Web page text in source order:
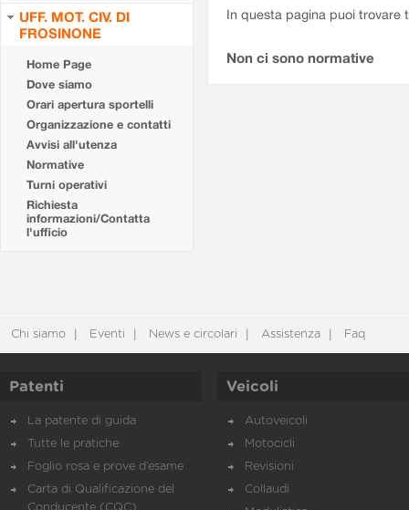
UFF. MOT. CIV. DI
FROSINONE
Home Page
Dove siamo
Orari apertura sportelli
Organizzazione e contatti
Avvisi all'utenza
Normative
Turni operativi
Richiesta
informazioni/Contatta
l'ufficio
In questa pagina puoi
Non ci sono normative
Chi siamo Eventi News e circolari Assistenza Faq
Patenti
La patente di guida
Tutte le pratiche
Foglio rosa e prove d’esame
Carta di Qualificazione del
Veicoli
Autoveicoli
Motocicli
Revisioni
Collaudi